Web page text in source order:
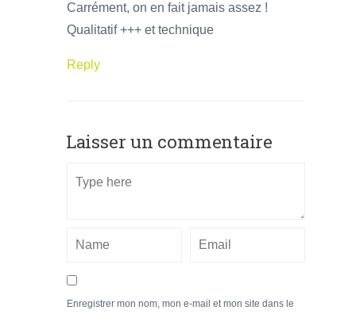
Carrément, on en fait jamais assez !
Qualitatif +++ et technique
Reply
Laisser un commentaire
Enregistrer mon nom, mon e-mail et mon site dans le